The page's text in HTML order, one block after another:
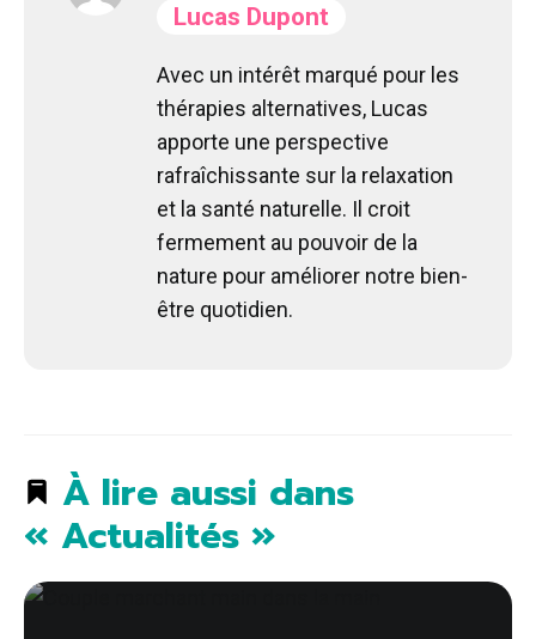
Lucas Dupont
Avec un intérêt marqué pour les
thérapies alternatives, Lucas
apporte une perspective
rafraîchissante sur la relaxation
et la santé naturelle. Il croit
fermement au pouvoir de la
nature pour améliorer notre bien-
être quotidien.
À lire aussi dans
« Actualités »